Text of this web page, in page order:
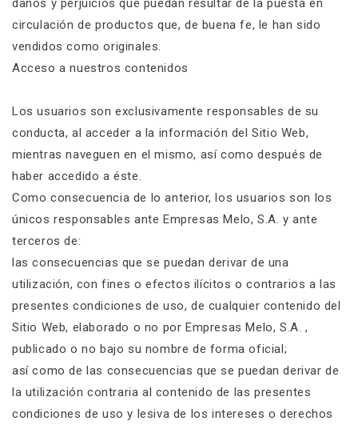
daños y perjuicios que puedan resultar de la puesta en
circulación de productos que, de buena fe, le han sido
vendidos como originales.
Acceso a nuestros contenidos
Los usuarios son exclusivamente responsables de su
conducta, al acceder a la información del Sitio Web,
mientras naveguen en el mismo, así como después de
haber accedido a éste.
Como consecuencia de lo anterior, los usuarios son los
únicos responsables ante Empresas Melo, S.A. y ante
terceros de:
las consecuencias que se puedan derivar de una
utilización, con fines o efectos ilícitos o contrarios a las
presentes condiciones de uso, de cualquier contenido del
Sitio Web, elaborado o no por Empresas Melo, S.A. ,
publicado o no bajo su nombre de forma oficial;
así como de las consecuencias que se puedan derivar de
la utilización contraria al contenido de las presentes
condiciones de uso y lesiva de los intereses o derechos